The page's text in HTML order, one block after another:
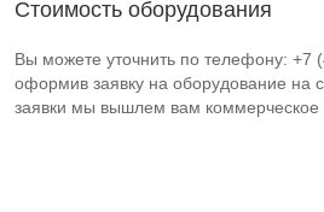
Стоимость оборудования
Вы можете уточнить по телефону: +7
оформив заявку на оборудование на
заявки мы вышлем вам коммерческое